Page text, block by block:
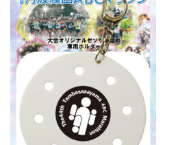
events
2026.7.8
上尾シティハーフマラソン2026 記念T...
events
2026.6.23
BIB-IT.招待選手大募集！！2026...
events
2026.3.26
BIB-IT.のZERO WASTE...
events
2026.2.2
仙台国際ハーフマラソン2026 大会オリ...
events
2025.10.1